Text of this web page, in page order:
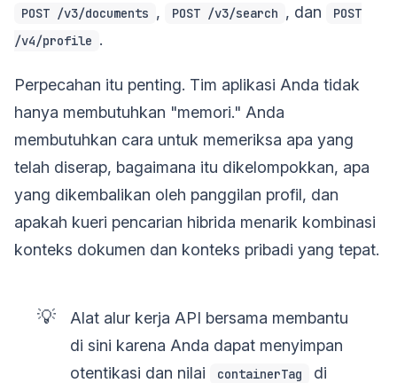
POST /v3/documents , POST /v3/search , dan
POST
/v4/profile .
Perpecahan itu penting. Tim aplikasi Anda tidak
hanya membutuhkan "memori." Anda
membutuhkan cara untuk memeriksa apa yang
telah diserap, bagaimana itu dikelompokkan, apa
yang dikembalikan oleh panggilan profil, dan
apakah kueri pencarian hibrida menarik kombinasi
konteks dokumen dan konteks pribadi yang tepat.
💡
Alat alur kerja API bersama membantu
di sini karena Anda dapat menyimpan
otentikasi dan nilai
containerTag
di